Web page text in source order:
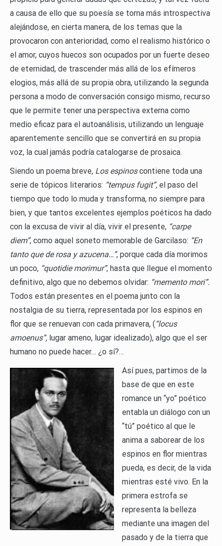
a causa de ello que su poesía se torna más introspectiva
alejándose, en cierta manera, de los temas que la
provocaron con anterioridad, como el realismo histórico o
el amor, cuyos huecos son ocupados por un fuerte deseo
de eternidad, de trascender más allá de los efímeros
elogios, más allá de su propia obra, utilizando la segunda
persona a modo de conversación consigo mismo, recurso
que le permite tener una perspectiva externa como
medio eficaz para el autoanálisis, utilizando un lenguaje
aparentemente sencillo que se convertirá en su propia
voz, la cual jamás podría catalogarse de prosaica.
Siendo un poema breve, Los espinoscontiene toda una
serie de tópicos literarios: “tempus fugit”, el paso del
tiempo que todo lo muda y transforma, no siempre para
bien, y que tantos excelentes ejemplos poéticos ha dado
con la excusa de vivir al día, vivir el presente, “carpe
diem”, como aquel soneto memorable de Garcilaso: “En
tanto que de rosa y azucena…”, porque cada día morimos
un poco, “quotidie morimur”, hasta que llegue el momento
definitivo, algo que no debemos olvidar: “memento mori”.
Todos están presentes en el poema junto con la
nostalgia de su tierra, representada por los espinos en
flor que se renuevan con cada primavera, ( “locus
amoenus”, lugar ameno, lugar idealizado), algo que el ser
humano no puede hacer… ¿o sí?…
Así pues, partimos de la
base de que en este
romance un “yo” poético
entabla un diálogo con un
“tú” poético al que le
anima a saborear de los
espinos en flor mientras
pueda, es decir, de la vida
mientras esté vivo. En la
primera estrofa se
representa la belleza
mediante una imagen del
pasado y de la tierra que